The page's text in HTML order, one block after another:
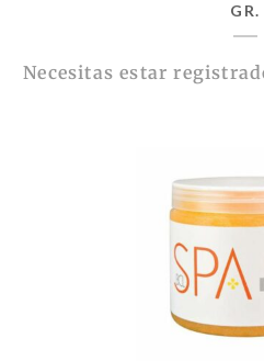
GR.
Necesitas estar